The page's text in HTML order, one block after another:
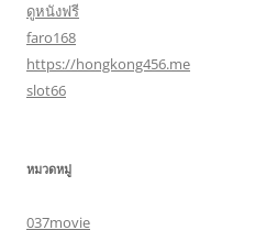
ดูหนังฟรี
faro168
https://hongkong456.me
slot66
หมวดหมู่
037movie